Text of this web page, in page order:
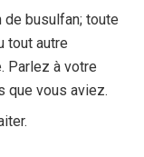
de busulfan; toute
tout autre
Parlez à votre
que vous aviez.